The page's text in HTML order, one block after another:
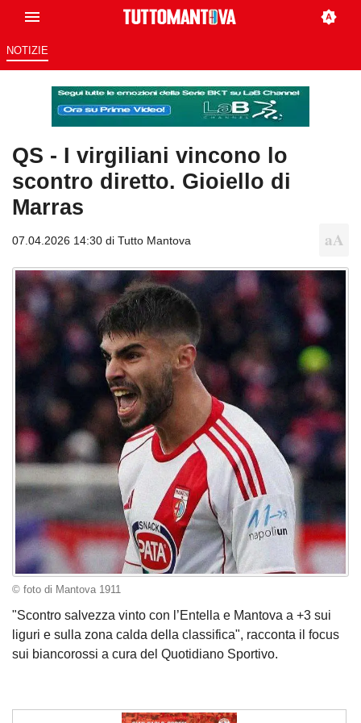
NOTIZIE
QS - I virgiliani vincono lo
scontro diretto. Gioiello di
Marras
07.04.2026 14:30 di Tutto Mantova
© foto di Mantova 1911
"Scontro salvezza vinto con l’Entella e Mantova a +3 sui
liguri e sulla zona calda della classifica", racconta il focus
sui biancorossi a cura del Quotidiano Sportivo.